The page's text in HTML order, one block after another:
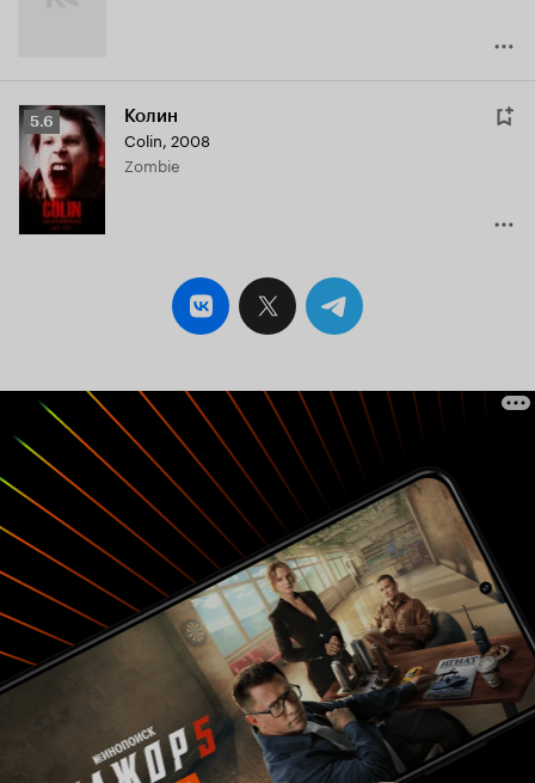
Рейтинг
Кинопоиска
5.6
5.6 Колин
Colin, 2008
Zombie